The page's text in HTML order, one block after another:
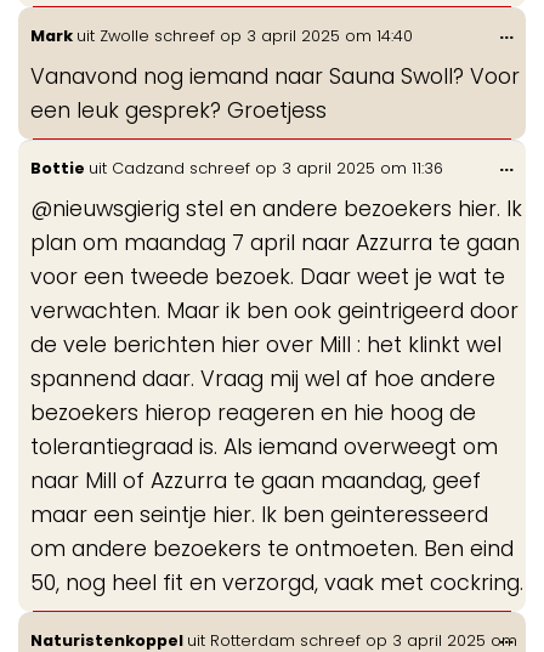
Mark uit Zwolle schreef op 3 april 2025 om 14:40
Vanavond nog iemand naar Sauna Swoll? Voor
een leuk gesprek? Groetjess
...
Bottie uit Cadzand schreef op 3 april 2025 om 11:36
@nieuwsgierig stel en andere bezoekers hier. Ik
plan om maandag 7 april naar Azzurra te gaan
voor een tweede bezoek. Daar weet je wat te
verwachten. Maar ik ben ook geintrigeerd door
de vele berichten hier over Mill : het klinkt wel
spannend daar. Vraag mij wel af hoe andere
bezoekers hierop reageren en hie hoog de
tolerantiegraad is. Als iemand overweegt om
naar Mill of Azzurra te gaan maandag, geef
maar een seintje hier. Ik ben geinteresseerd
om andere bezoekers te ontmoeten. Ben eind
50, nog heel fit en verzorgd, vaak met cockring.
...
Naturistenkoppel uit Rotterdam schreef op 3 april 2025 om
...